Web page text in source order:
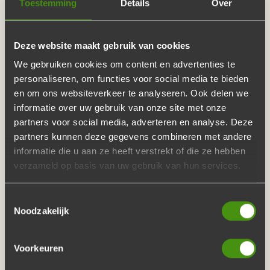
Toestemming Details Over
Deze website maakt gebruik van cookies
We gebruiken cookies om content en advertenties te
personaliseren, om functies voor social media te bieden
en om ons websiteverkeer te analyseren. Ook delen we
informatie over uw gebruik van onze site met onze
partners voor social media, adverteren en analyse. Deze
partners kunnen deze gegevens combineren met andere
informatie die u aan ze heeft verstrekt of die ze hebben
verzameld op basis van uw gebruik van hun services.
Noodzakelijk
Voorkeuren
Huisgemaakte salades en broden van de bakker
Inclusief borden, bestek en servetten
Geen afwas!
Bovendien levert De Buffetten Boer door heel Nederland.
GOEDKOOP BUFFET,
RIJKELIJK VERZORGD
Een goedkoop buffet doet niet af van de smaak en
service. In tegendeel. De Buffetten Boer staat juist bekend
om de ambachtelijke gerechten en de onvoorstelbare